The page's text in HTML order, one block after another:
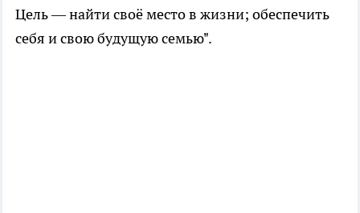
Цель — найти своё место в жизни; обеспечить
себя и свою будущую семью".